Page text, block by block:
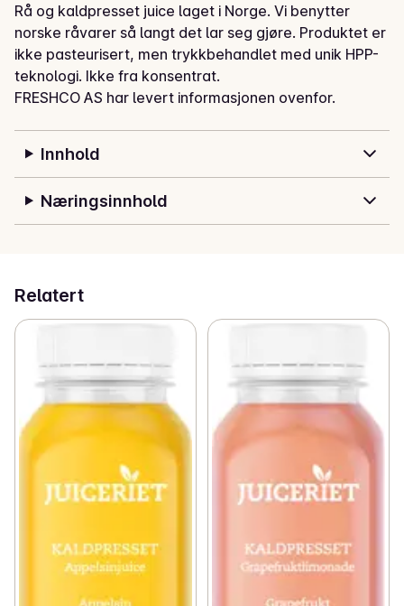
Rå og kaldpresset juice laget i Norge. Vi benytter
norske råvarer så langt det lar seg gjøre. Produktet er
ikke pasteurisert, men trykkbehandlet med unik HPP-
teknologi. Ikke fra konsentrat.
FRESHCO AS har levert informasjonen ovenfor.
Innhold
Næringsinnhold
Relatert